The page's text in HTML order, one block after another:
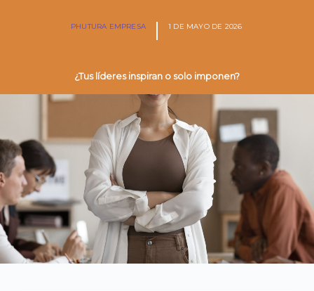
PHUTURA EMPRESA 1 DE MAYO DE 2026
¿Tus líderes inspiran o solo imponen?